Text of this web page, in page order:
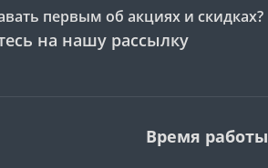
первым об акциях и скидках?
на нашу рассылку
Время работы